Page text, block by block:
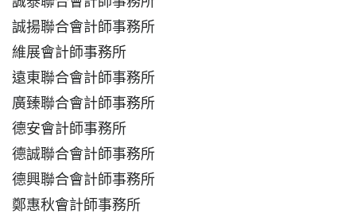
誠揚聯合會計師事務所
維展會計師事務所
遠東聯合會計師事務所
廣臻聯合會計師事務所
德安會計師事務所
德誠聯合會計師事務所
德興聯合會計師事務所
鄭惠秋會計師事務所